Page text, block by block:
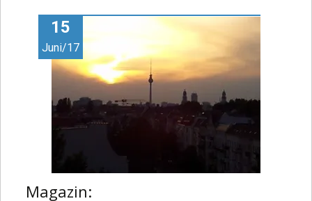
15
Juni/17
Magazin: